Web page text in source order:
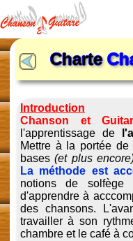
Charte
Introduction
Chanson et
l'apprentissage de
Mettre à la portée
bases(et plus
La méthode est
notions de solfège
d'apprendre à
des chansons.
travailler à son
chambre et le café à